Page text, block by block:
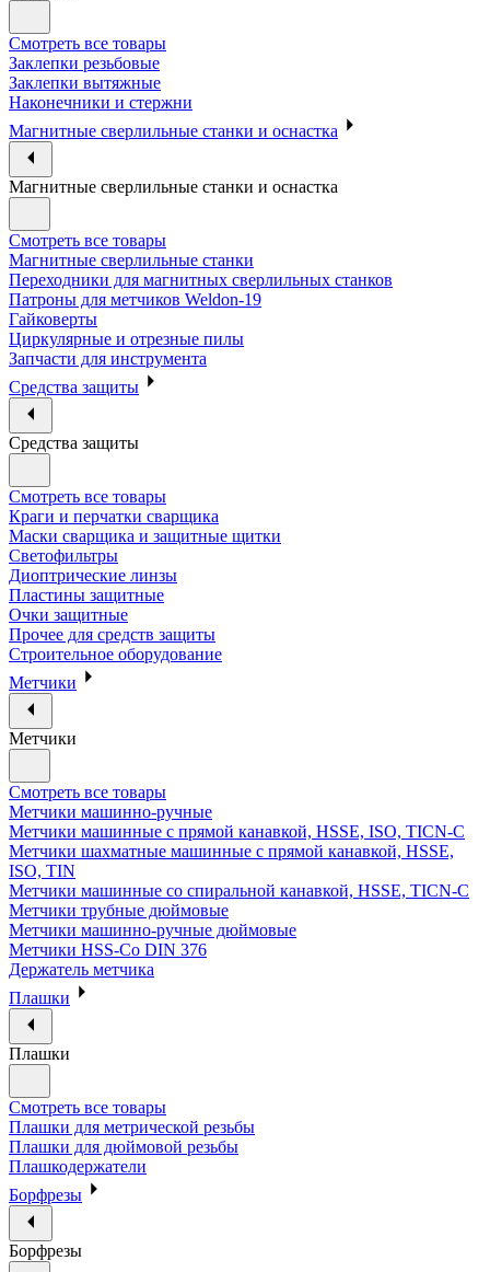
Смотреть все товары
Заклепки резьбовые
Заклепки вытяжные
Наконечники и стержни
Магнитные сверлильные станки и оснастка
Магнитные сверлильные станки и оснастка
Смотреть все товары
Магнитные сверлильные станки
Переходники для магнитных сверлильных станков
Патроны для метчиков Weldon-19
Гайковерты
Циркулярные и отрезные пилы
Запчасти для инструмента
Средства защиты
Средства защиты
Смотреть все товары
Краги и перчатки сварщика
Маски сварщика и защитные щитки
Светофильтры
Диоптрические линзы
Пластины защитные
Очки защитные
Прочее для средств защиты
Строительное оборудование
Метчики
Метчики
Смотреть все товары
Метчики машинно-ручные
Метчики машинные с прямой канавкой, HSSE, ISO, TICN-C
Метчики шахматные машинные с прямой канавкой, HSSE,
ISO, TIN
Метчики машинные со спиральной канавкой, HSSE, TICN-C
Метчики трубные дюймовые
Метчики машинно-ручные дюймовые
Метчики HSS-Co DIN 376
Держатель метчика
Плашки
Плашки
Смотреть все товары
Плашки для метрической резьбы
Плашки для дюймовой резьбы
Плашкодержатели
Борфрезы
Борфрезы